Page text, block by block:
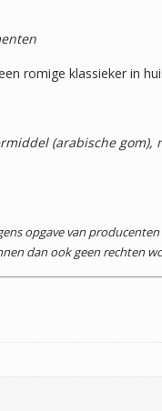
romige klassieker in
(arabische
opgave van
dan ook geen rechten